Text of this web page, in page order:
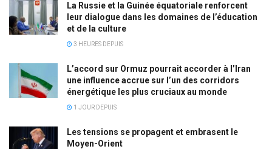
La Russie et la Guinée équatoriale renforcent
leur dialogue dans les domaines de l’éducation
et de la culture
3 HEURES DEPUIS
L’accord sur Ormuz pourrait accorder à l’Iran
une influence accrue sur l’un des corridors
énergétique les plus cruciaux au monde
1 JOUR DEPUIS
Les tensions se propagent et embrasent le
Moyen-Orient